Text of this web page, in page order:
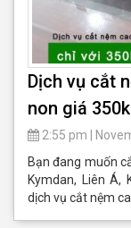
Dịch vụ cắt
non giá 350k
2:55 pm
Bạn đang muốn
Kymdan, Liên Á,
dịch vụ cắt nệm